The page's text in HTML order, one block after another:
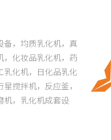
备，均质乳化机，真
，化妆品乳化机，药
乳化机，日化品乳化
搅拌机，反应釜，
机，乳化机成套设